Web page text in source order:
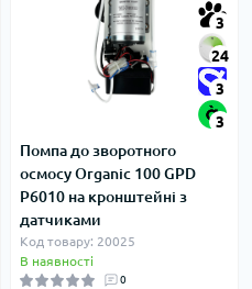
3
24
3
3
Помпа до зворотного
осмосу Organic 100 GPD
P6010 на кронштейні з
датчиками
Код товару: 20025
В наявності
0